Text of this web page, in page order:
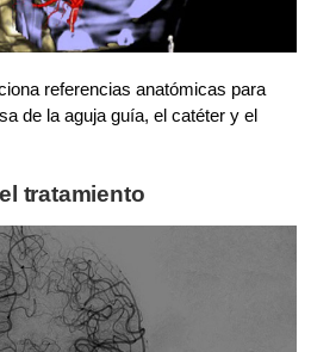
referencias anatómicas para
de la aguja guía, el catéter y el
tratamiento